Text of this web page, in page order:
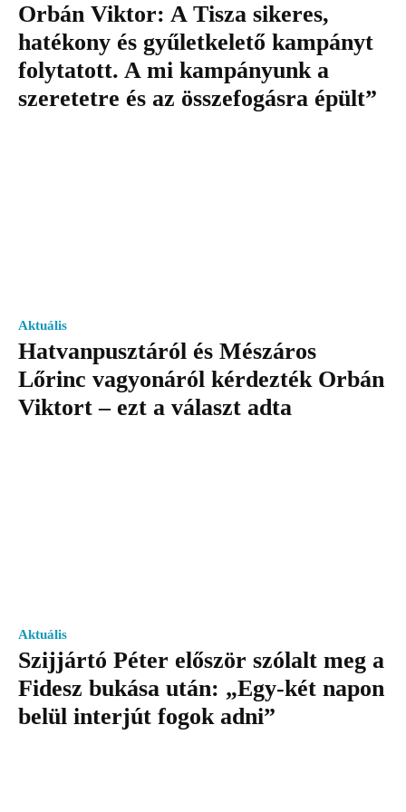
Orbán Viktor: A Tisza sikeres,
hatékony és gyűletkelető kampányt
folytatott. A mi kampányunk a
szeretetre és az összefogásra épült”
Aktuális
Hatvanpusztáról és Mészáros
Lőrinc vagyonáról kérdezték Orbán
Viktort – ezt a választ adta
Aktuális
Szijjártó Péter először szólalt meg a
Fidesz bukása után: „Egy-két napon
belül interjút fogok adni”